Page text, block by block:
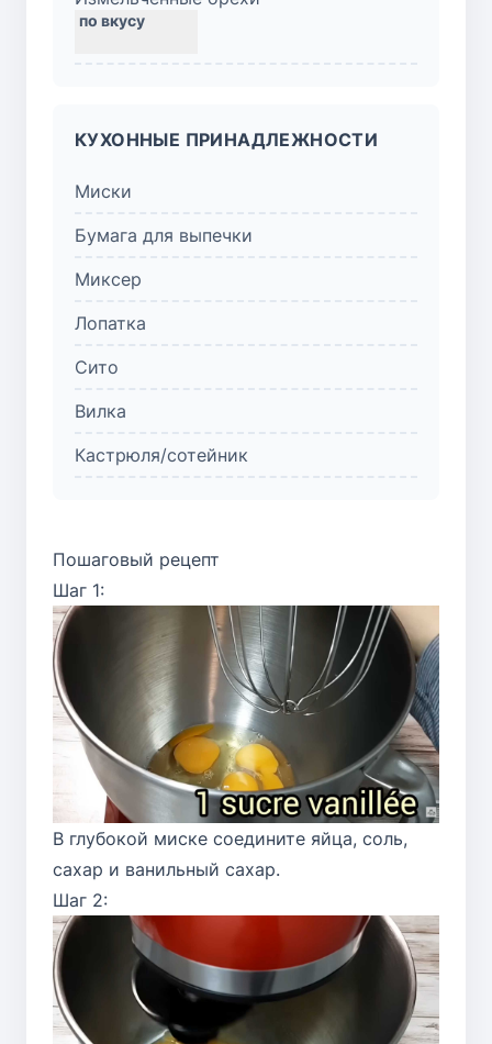
КУХОННЫЕ ПРИНАДЛЕЖНОСТИ
Миски
Бумага для выпечки
Миксер
Лопатка
Сито
Вилка
Кастрюля/сотейник
Пошаговый рецепт
Шаг 1:
В глубокой миске соедините яйца, соль,
сахар и ванильный сахар.
Шаг 2: